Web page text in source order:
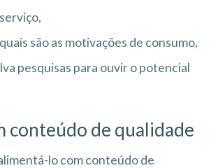
são as motivações de consumo,
pesquisas para ouvir o potencial
conteúdo de qualidade
lo com conteúdo de